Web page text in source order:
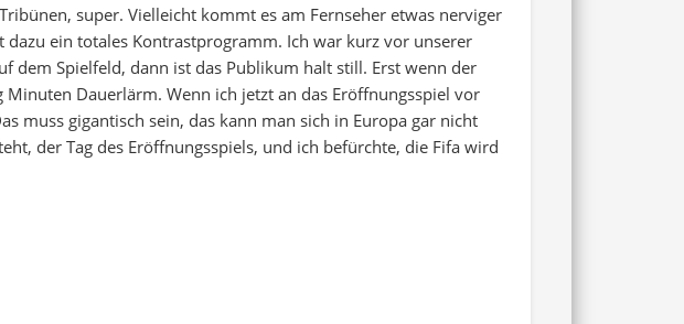
super. Vielleicht kommt es am Fernseher etwas nerviger
ein totales Kontrastprogramm. Ich war kurz vor unserer
dem Spielfeld, dann ist das Publikum halt still. Erst wenn der
Dauerlärm. Wenn ich jetzt an das Eröffnungsspiel vor
muss gigantisch sein, das kann man sich in Europa gar nicht
der Tag des Eröffnungsspiels, und ich befürchte, die Fifa wird